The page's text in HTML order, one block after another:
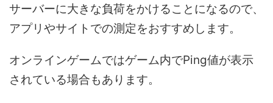
サーバーに大きな負荷をかけることになるので、
アプリやサイトでの測定をおすすめします。
オンラインゲームではゲーム内でPing値が表示
されている場合もあります。